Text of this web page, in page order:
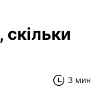
3 мин